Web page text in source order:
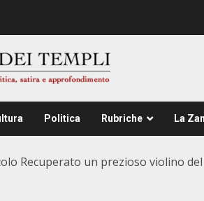
Politica Rubriche La
Recuperato un prezioso violino